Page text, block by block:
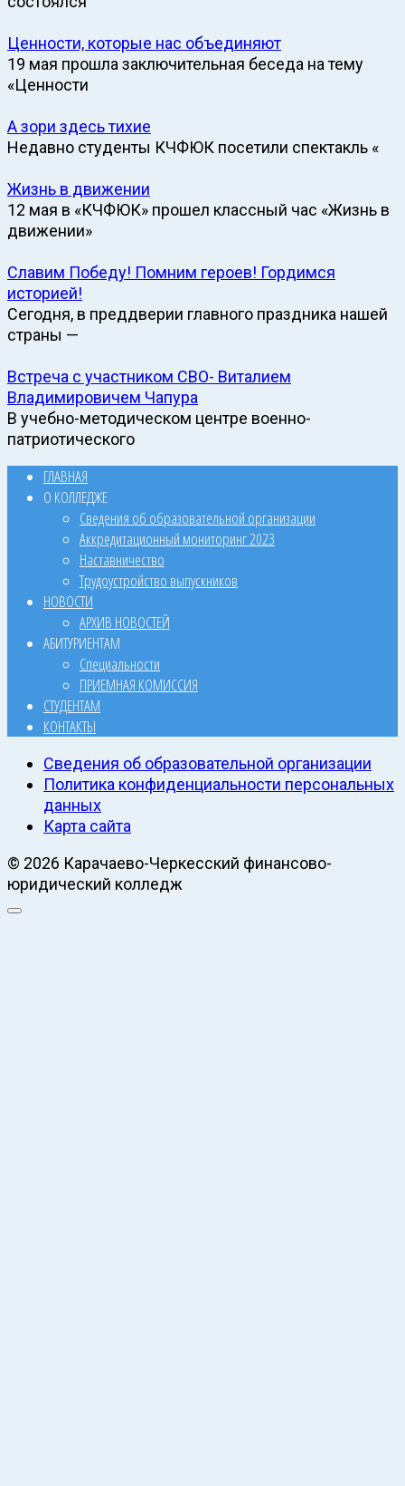
Ценности, которые нас объединяют
19 мая прошла заключительная беседа на тему
«Ценности
А зори здесь тихие
Недавно студенты КЧФЮК посетили спектакль «
Жизнь в движении
12 мая в «КЧФЮК» прошел классный час «Жизнь в
движении»
Славим Победу! Помним героев! Гордимся
историей!
Сегодня, в преддверии главного праздника нашей
страны —
Встреча с участником СВО- Виталием
Владимировичем Чапура
В учебно-методическом центре военно-
патриотического
ГЛАВНАЯ
О КОЛЛЕДЖЕ
Сведения об образовательной организации
Аккредитационный мониторинг 2023
Наставничество
Трудоустройство выпускников
НОВОСТИ
АРХИВ НОВОСТЕЙ
АБИТУРИЕНТАМ
Специальности
ПРИЕМНАЯ КОМИССИЯ
СТУДЕНТАМ
КОНТАКТЫ
Сведения об образовательной организации
Политика конфиденциальности персональных
данных
Карта сайта
© 2026 Карачаево-Черкесский финансово-
юридический колледж